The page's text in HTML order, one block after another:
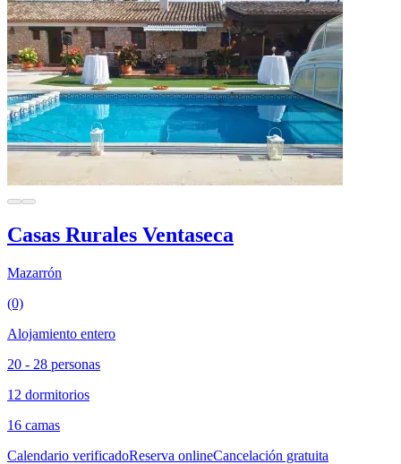
Casas Rurales Ventaseca
Mazarrón
(0)
Alojamiento entero
20 - 28 personas
12 dormitorios
16 camas
Calendario verificadoReserva onlineCancelación gratuita